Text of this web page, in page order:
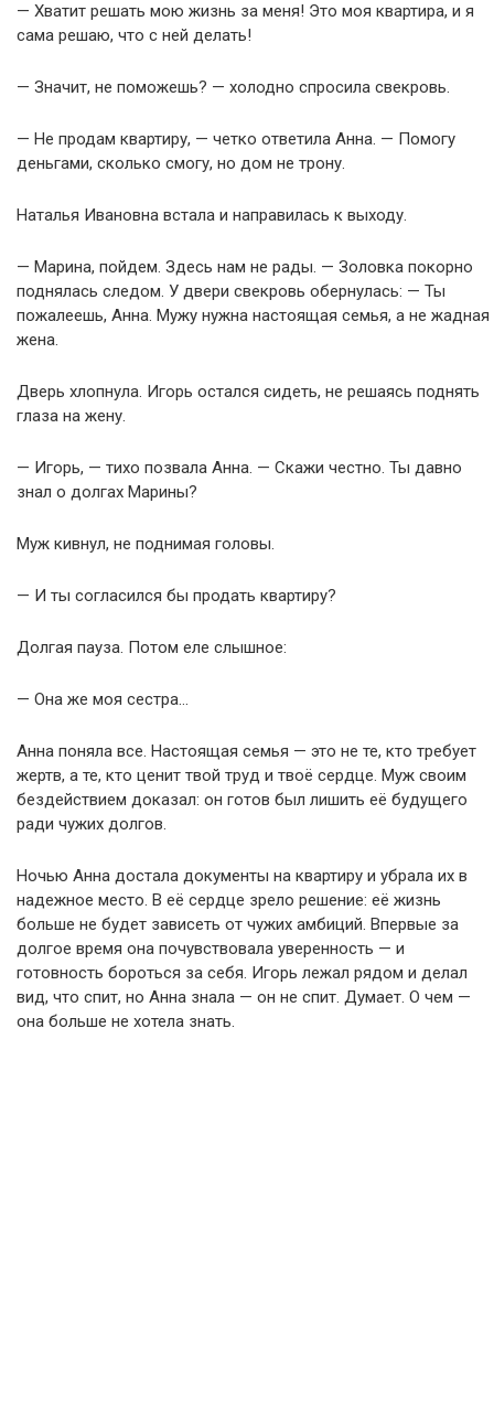
— Хватит решать мою жизнь за меня! Это моя квартира, и я
сама решаю, что с ней делать!
— Значит, не поможешь? — холодно спросила свекровь.
— Не продам квартиру, — четко ответила Анна. — Помогу
деньгами, сколько смогу, но дом не трону.
Наталья Ивановна встала и направилась к выходу.
— Марина, пойдем. Здесь нам не рады. — Золовка покорно
поднялась следом. У двери свекровь обернулась: — Ты
пожалеешь, Анна. Мужу нужна настоящая семья, а не жадная
жена.
Дверь хлопнула. Игорь остался сидеть, не решаясь поднять
глаза на жену.
— Игорь, — тихо позвала Анна. — Скажи честно. Ты давно
знал о долгах Марины?
Муж кивнул, не поднимая головы.
— И ты согласился бы продать квартиру?
Долгая пауза. Потом еле слышное:
— Она же моя сестра…
Анна поняла все. Настоящая семья — это не те, кто требует
жертв, а те, кто ценит твой труд и твоё сердце. Муж своим
бездействием доказал: он готов был лишить её будущего
ради чужих долгов.
Ночью Анна достала документы на квартиру и убрала их в
надежное место. В её сердце зрело решение: её жизнь
больше не будет зависеть от чужих амбиций. Впервые за
долгое время она почувствовала уверенность — и
готовность бороться за себя. Игорь лежал рядом и делал
вид, что спит, но Анна знала — он не спит. Думает. О чем —
она больше не хотела знать.